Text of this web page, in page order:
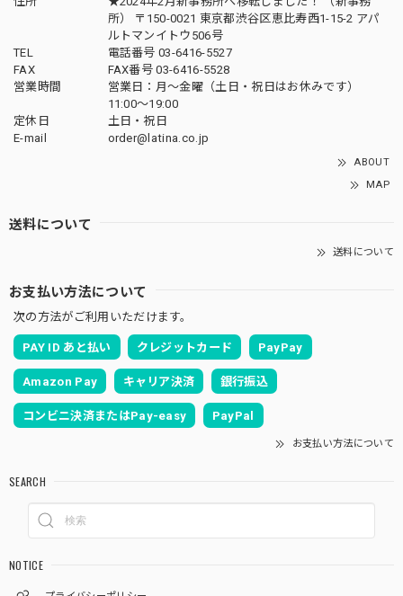
所） 〒150-0021 東京都渋谷区恵比寿西1-15-2 アパ
ルトマンイトウ506号
TEL
電話番号 03-6416-5527
FAX
FAX番号 03-6416-5528
営業時間
営業日：月〜金曜（土日・祝日はお休みです）
11:00〜19:00
定休日
土日・祝日
E-mail
order@latina.co.jp
ABOUT
MAP
送料について
送料について
お支払い方法について
次の方法がご利用いただけます。
PAY ID あと払い クレジットカード PayPay
Amazon Pay キャリア決済 銀行振込
コンビニ決済またはPay-easy PayPal
お支払い方法について
SEARCH
NOTICE